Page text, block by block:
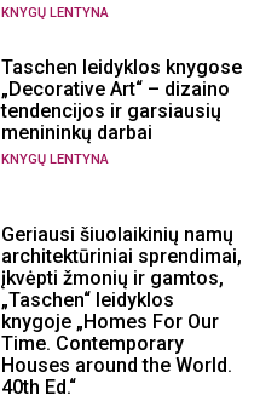
KNYGŲ LENTYNA
Taschen leidyklos knygose
„Decorative Art“ – dizaino
tendencijos ir garsiausių
menininkų darbai
KNYGŲ LENTYNA
Geriausi šiuolaikinių namų
architektūriniai sprendimai,
įkvėpti žmonių ir gamtos,
„Taschen“ leidyklos
knygoje „Homes For Our
Time. Contemporary
Houses around the World.
40th Ed.“